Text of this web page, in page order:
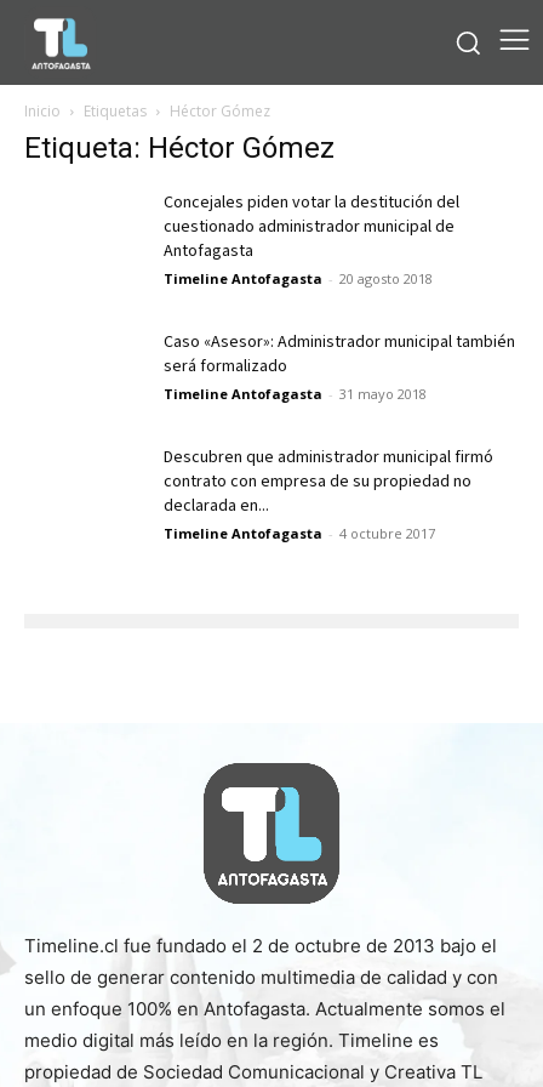
Inicio Etiquetas Héctor Gómez
Etiqueta: Héctor Gómez
Concejales piden votar la destitución del
cuestionado administrador municipal de
Antofagasta
Timeline Antofagasta - 20 agosto 2018
Caso «Asesor»: Administrador municipal también
será formalizado
Timeline Antofagasta - 31 mayo 2018
Descubren que administrador municipal firmó
contrato con empresa de su propiedad no
declarada en...
Timeline Antofagasta - 4 octubre 2017
Timeline.cl fue fundado el 2 de octubre de 2013 bajo el
sello de generar contenido multimedia de calidad y con
un enfoque 100% en Antofagasta. Actualmente somos el
medio digital más leído en la región. Timeline es
propiedad de Sociedad Comunicacional y Creativa TL